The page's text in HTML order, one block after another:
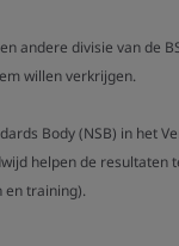
andere divisie van de
willen verkrijgen.
Body (NSB) in het
helpen de resultaten
en training).